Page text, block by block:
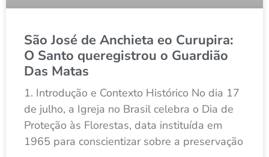
São José de Anchieta eo Curupira:
O Santo queregistrou o Guardião
Das Matas
1. Introdução e Contexto Histórico No dia 17
de julho, a Igreja no Brasil celebra o Dia de
Proteção às Florestas, data instituída em
1965 para conscientizar sobre a preservação